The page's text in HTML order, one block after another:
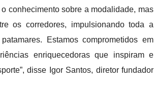
conhecimento sobre a modalidade, mas
os corredores, impulsionando toda a
Estamos comprometidos em
enriquecedoras que inspiram e
disse Igor Santos, diretor fundador